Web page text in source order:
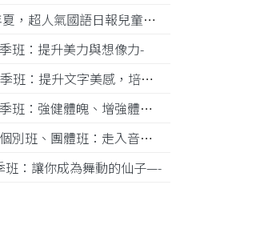
[營隊]📌2026年夏，超人氣國語日報兒童商學院搶先報！
班：提升美力與想像力-
[營隊]🖌️書法夏季班：提升文字美感，培養專注力—
[營隊]️🏓桌球夏季班：強健體魄、增強體能---
[營隊]🎵️音樂班個別班、團體班：走入音樂世界-
班：讓你成為舞動的仙子—-